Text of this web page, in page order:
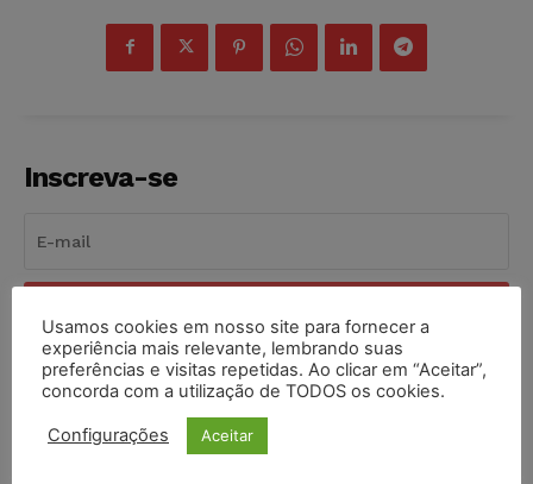
Inscreva-se
Li e aceito a Política de Privacidade.
Usamos cookies em nosso site para fornecer a
experiência mais relevante, lembrando suas
preferências e visitas repetidas. Ao clicar em “Aceitar”,
concorda com a utilização de TODOS os cookies.
Configurações Aceitar